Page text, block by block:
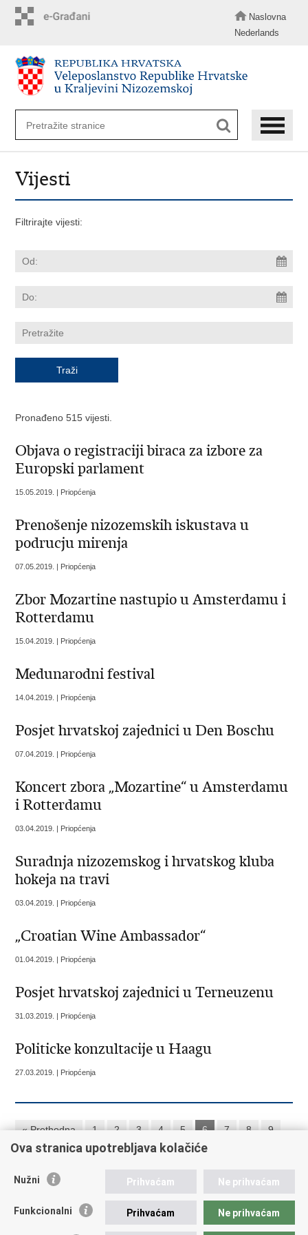
Naslovna
Nederlands
Vijesti
Filtrirajte vijesti:
Pronađeno 515 vijesti.
Objava o registraciji biraca za izbore za
Europski parlament
15.05.2019. | Priopćenja
Prenošenje nizozemskih iskustava u
podrucju mirenja
07.05.2019. | Priopćenja
Zbor Mozartine nastupio u Amsterdamu i
Rotterdamu
15.04.2019. | Priopćenja
Medunarodni festival
14.04.2019. | Priopćenja
Posjet hrvatskoj zajednici u Den Boschu
07.04.2019. | Priopćenja
Koncert zbora „Mozartine“ u Amsterdamu
i Rotterdamu
03.04.2019. | Priopćenja
Suradnja nizozemskog i hrvatskog kluba
hokeja na travi
03.04.2019. | Priopćenja
„Croatian Wine Ambassador“
01.04.2019. | Priopćenja
Posjet hrvatskoj zajednici u Terneuzenu
31.03.2019. | Priopćenja
Politicke konzultacije u Haagu
27.03.2019. | Priopćenja
« Prethodna 1 2 3 4 5 6 7 8
9
10
Sljedeća » »»
Republika Hrvatska
Ova stranica upotrebljava kolačiće
Nužni Prihvaćam Ne prihvaćam
Funkcionalni Prihvaćam Ne prihvaćam